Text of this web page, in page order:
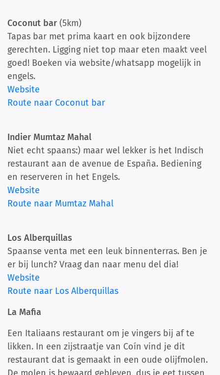
Coconut bar (5km)
Tapas bar met prima kaart en ook bijzondere
gerechten. Ligging niet top maar eten maakt veel
goed! Boeken via website/whatsapp mogelijk in
engels.
Website
Route naar Coconut bar
Indier Mumtaz Mahal
Niet echt spaans:) maar wel lekker is het Indisch
restaurant aan de avenue de España. Bediening
en reserveren in het Engels.
Website
Route naar Mumtaz Mahal
Los Alberquillas
Spaanse venta met een leuk binnenterras. Ben je
er bij lunch? Vraag dan naar menu del dia!
Website
Route naar Los Alberquillas
La Mafia
Een Italiaans restaurant om je vingers bij af te
likken. In een zijstraatje van Coín vind je dit
restaurant dat is gemaakt in een oude olijfmolen.